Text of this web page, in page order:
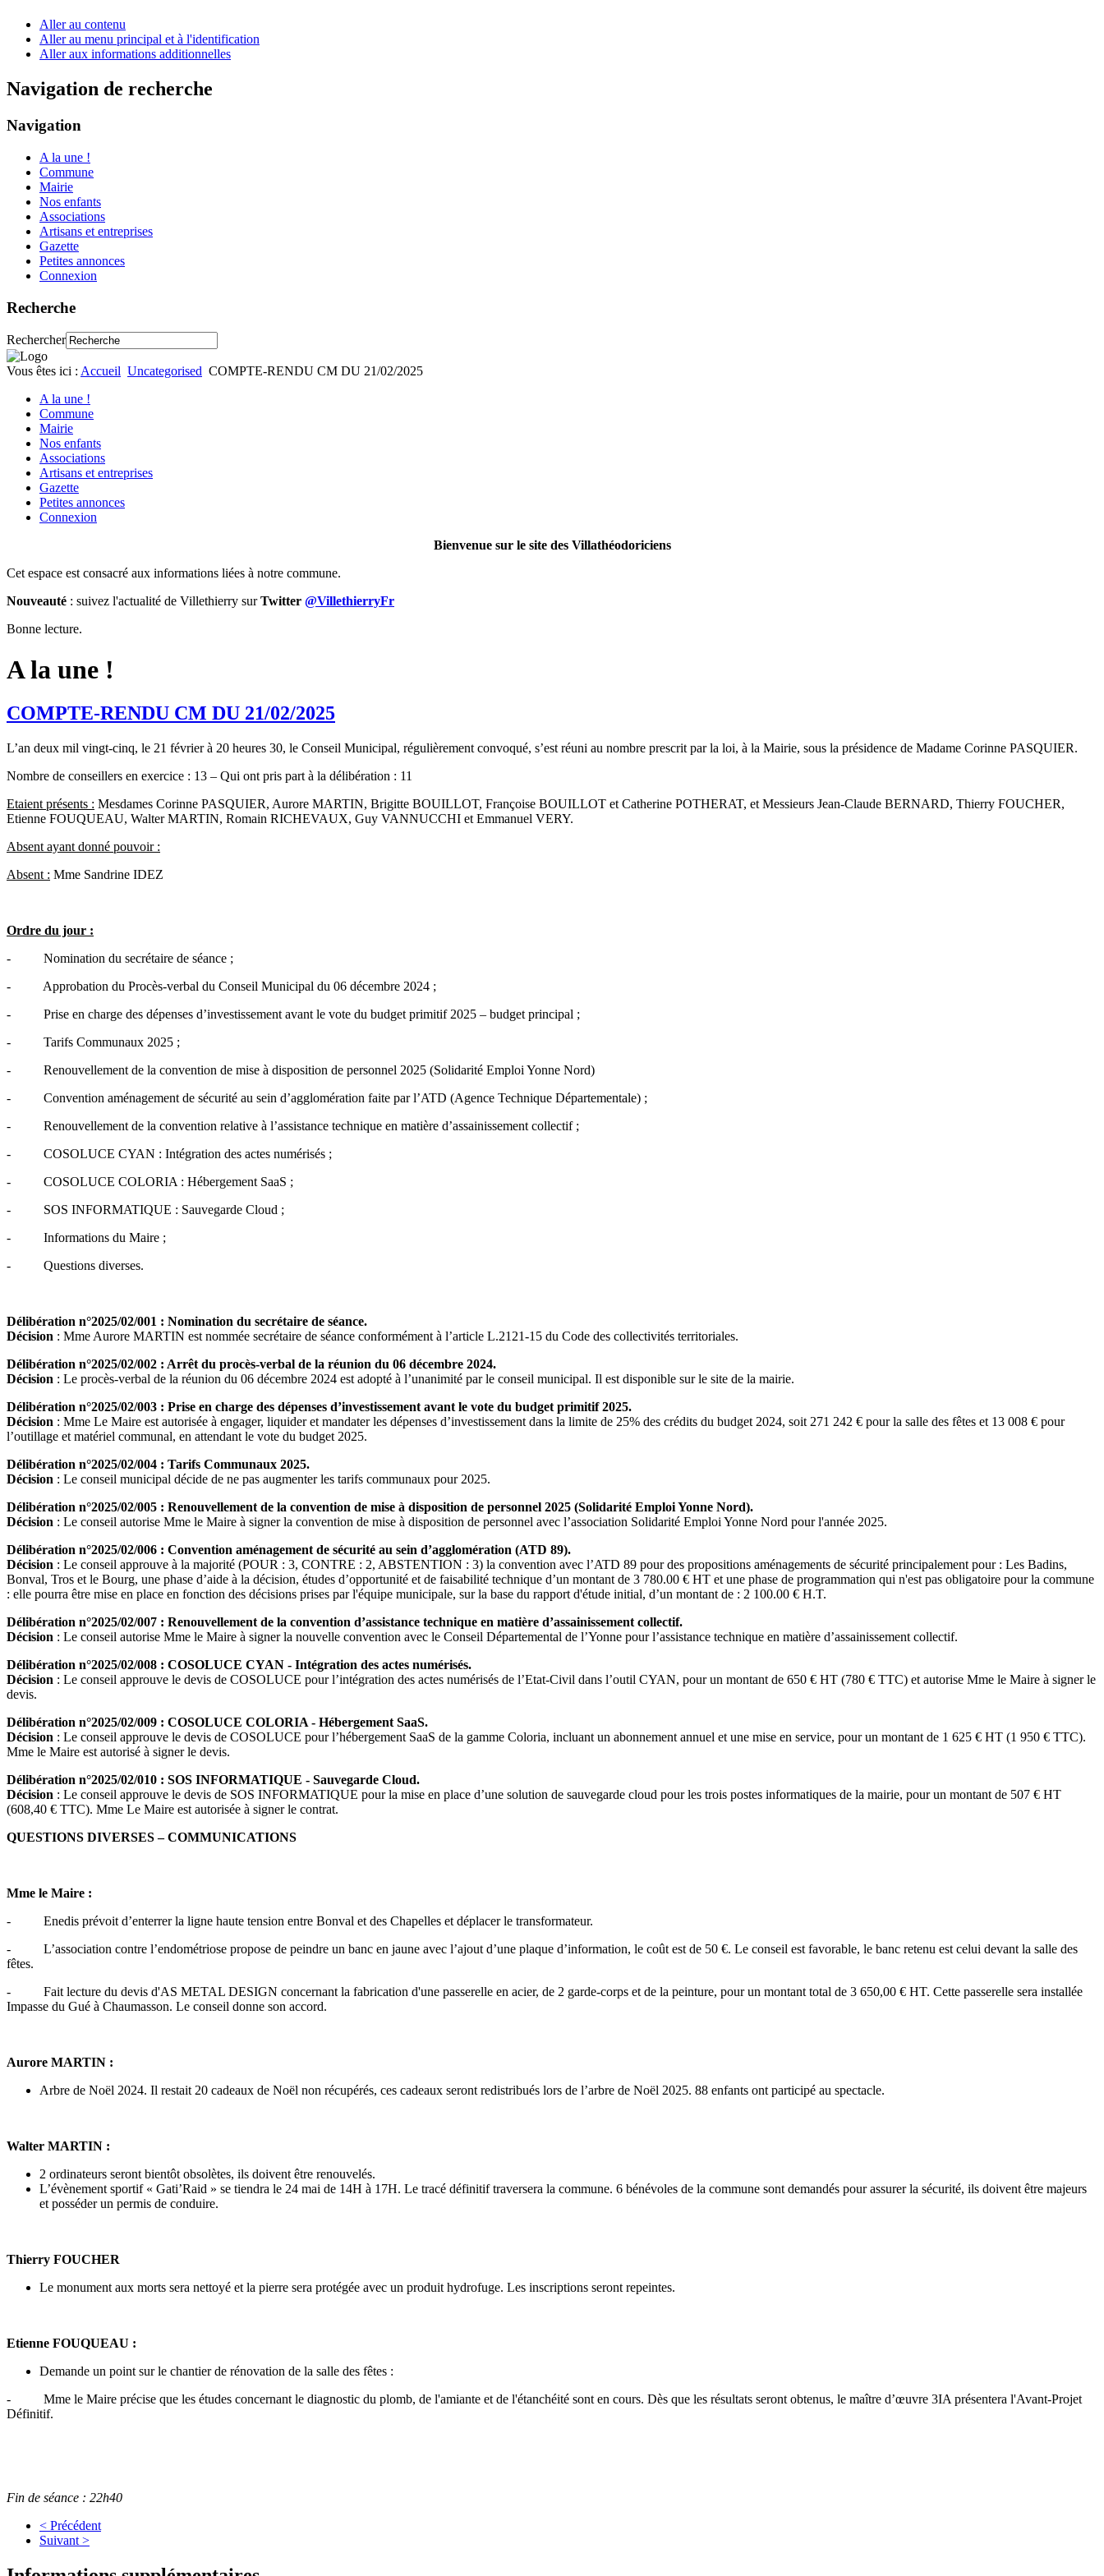
Aller au contenu
Aller au menu principal et à l'identification
Aller aux informations additionnelles
Navigation de recherche
Navigation
A la une !
Commune
Mairie
Nos enfants
Associations
Artisans et entreprises
Gazette
Petites annonces
Connexion
Recherche
Rechercher
Vous êtes ici : Accueil Uncategorised COMPTE-RENDU CM DU 21/02/2025
A la une !
Commune
Mairie
Nos enfants
Associations
Artisans et entreprises
Gazette
Petites annonces
Connexion
Bienvenue sur le site des Villathéodoriciens
Cet espace est consacré aux informations liées à notre commune.
Nouveauté : suivez l'actualité de Villethierry surTwitter @VillethierryFr
Bonne lecture.
A la une !
COMPTE-RENDU CM DU 21/02/2025
L’an deux mil vingt-cinq, le 21 février à 20 heures 30, le Conseil Municipal, régulièrement convoqué, s’est réuni au nombre prescrit par la loi, à la Mairie, sous la présidence de Madame Corinne PASQUIER.
Nombre de conseillers en exercice : 13 – Qui ont pris part à la délibération : 11
Etaient présents : Mesdames Corinne PASQUIER, Aurore MARTIN, Brigitte BOUILLOT, Françoise BOUILLOT et Catherine POTHERAT, et Messieurs Jean-Claude BERNARD, Thierry FOUCHER,
Etienne FOUQUEAU, Walter MARTIN, Romain RICHEVAUX, Guy VANNUCCHI et Emmanuel VERY.
Absent ayant donné pouvoir :
Absent : Mme Sandrine IDEZ
Ordre du jour :
- Nomination du secrétaire de séance ;
- Approbation du Procès-verbal du Conseil Municipal du 06 décembre 2024 ;
- Prise en charge des dépenses d’investissement avant le vote du budget primitif 2025 – budget principal ;
- Tarifs Communaux 2025 ;
- Renouvellement de la convention de mise à disposition de personnel 2025 (Solidarité Emploi Yonne Nord)
- Convention aménagement de sécurité au sein d’agglomération faite par l’ATD (Agence Technique Départementale) ;
- Renouvellement de la convention relative à l’assistance technique en matière d’assainissement collectif ;
- COSOLUCE CYAN : Intégration des actes numérisés ;
- COSOLUCE COLORIA : Hébergement SaaS ;
- SOS INFORMATIQUE : Sauvegarde Cloud ;
- Informations du Maire ;
- Questions diverses.
Délibération n°2025/02/001 : Nomination du secrétaire de séance.
Décision : Mme Aurore MARTIN est nommée secrétaire de séance conformément à l’article L.2121-15 du Code des collectivités territoriales.
Délibération n°2025/02/002 : Arrêt du procès-verbal de la réunion du 06 décembre 2024.
Décision : Le procès-verbal de la réunion du 06 décembre 2024 est adopté à l’unanimité par le conseil municipal. Il est disponible sur le site de la mairie.
Délibération n°2025/02/003 : Prise en charge des dépenses d’investissement avant le vote du budget primitif 2025.
Décision : Mme Le Maire est autorisée à engager, liquider et mandater les dépenses d’investissement dans la limite de 25% des crédits du budget 2024, soit 271 242 € pour la salle des fêtes et 13 008 € pour
l’outillage et matériel communal, en attendant le vote du budget 2025.
Délibération n°2025/02/004 : Tarifs Communaux 2025.
Décision : Le conseil municipal décide de ne pas augmenter les tarifs communaux pour 2025.
Délibération n°2025/02/005 : Renouvellement de la convention de mise à disposition de personnel 2025 (Solidarité Emploi Yonne Nord).
Décision : Le conseil autorise Mme le Maire à signer la convention de mise à disposition de personnel avec l’association Solidarité Emploi Yonne Nord pour l'année 2025.
Délibération n°2025/02/006 : Convention aménagement de sécurité au sein d’agglomération (ATD 89).
Décision : Le conseil approuve à la majorité (POUR : 3, CONTRE : 2, ABSTENTION : 3) la convention avec l’ATD 89 pour des propositions aménagements de sécurité principalement pour : Les Badins,
Bonval, Tros et le Bourg, une phase d’aide à la décision, études d’opportunité et de faisabilité technique d’un montant de 3 780.00 € HT et une phase de programmation qui n'est pas obligatoire pour la commune
: elle pourra être mise en place en fonction des décisions prises par l'équipe municipale, sur la base du rapport d'étude initial, d’un montant de : 2 100.00 € H.T.
Délibération n°2025/02/007 : Renouvellement de la convention d’assistance technique en matière d’assainissement collectif.
Décision : Le conseil autorise Mme le Maire à signer la nouvelle convention avec le Conseil Départemental de l’Yonne pour l’assistance technique en matière d’assainissement collectif.
Délibération n°2025/02/008 : COSOLUCE CYAN - Intégration des actes numérisés.
Décision : Le conseil approuve le devis de COSOLUCE pour l’intégration des actes numérisés de l’Etat-Civil dans l’outil CYAN, pour un montant de 650 € HT (780 € TTC) et autorise Mme le Maire à signer le
devis.
Délibération n°2025/02/009 : COSOLUCE COLORIA - Hébergement SaaS.
Décision : Le conseil approuve le devis de COSOLUCE pour l’hébergement SaaS de la gamme Coloria, incluant un abonnement annuel et une mise en service, pour un montant de 1 625 € HT (1 950 € TTC).
Mme le Maire est autorisé à signer le devis.
Délibération n°2025/02/010 : SOS INFORMATIQUE - Sauvegarde Cloud.
Décision : Le conseil approuve le devis de SOS INFORMATIQUE pour la mise en place d’une solution de sauvegarde cloud pour les trois postes informatiques de la mairie, pour un montant de 507 € HT
(608,40 € TTC). Mme Le Maire est autorisée à signer le contrat.
QUESTIONS DIVERSES – COMMUNICATIONS
Mme le Maire :
- Enedis prévoit d’enterrer la ligne haute tension entre Bonval et des Chapelles et déplacer le transformateur.
- L’association contre l’endométriose propose de peindre un banc en jaune avec l’ajout d’une plaque d’information, le coût est de 50 €. Le conseil est favorable, le banc retenu est celui devant la salle des
fêtes.
- Fait lecture du devis d'AS METAL DESIGN concernant la fabrication d'une passerelle en acier, de 2 garde-corps et de la peinture, pour un montant total de 3 650,00 € HT. Cette passerelle sera installée
Impasse du Gué à Chaumasson. Le conseil donne son accord.
Aurore MARTIN :
Arbre de Noël 2024. Il restait 20 cadeaux de Noël non récupérés, ces cadeaux seront redistribués lors de l’arbre de Noël 2025. 88 enfants ont participé au spectacle.
Walter MARTIN :
2 ordinateurs seront bientôt obsolètes, ils doivent être renouvelés.
L’évènement sportif « Gati’Raid » se tiendra le 24 mai de 14H à 17H. Le tracé définitif traversera la commune. 6 bénévoles de la commune sont demandés pour assurer la sécurité, ils doivent être majeurs
et posséder un permis de conduire.
Thierry FOUCHER
Le monument aux morts sera nettoyé et la pierre sera protégée avec un produit hydrofuge. Les inscriptions seront repeintes.
Etienne FOUQUEAU :
Demande un point sur le chantier de rénovation de la salle des fêtes :
- Mme le Maire précise que les études concernant le diagnostic du plomb, de l'amiante et de l'étanchéité sont en cours. Dès que les résultats seront obtenus, le maître d’œuvre 3IA présentera l'Avant-Projet
Définitif.
Fin de séance : 22h40
< Précédent
Suivant >